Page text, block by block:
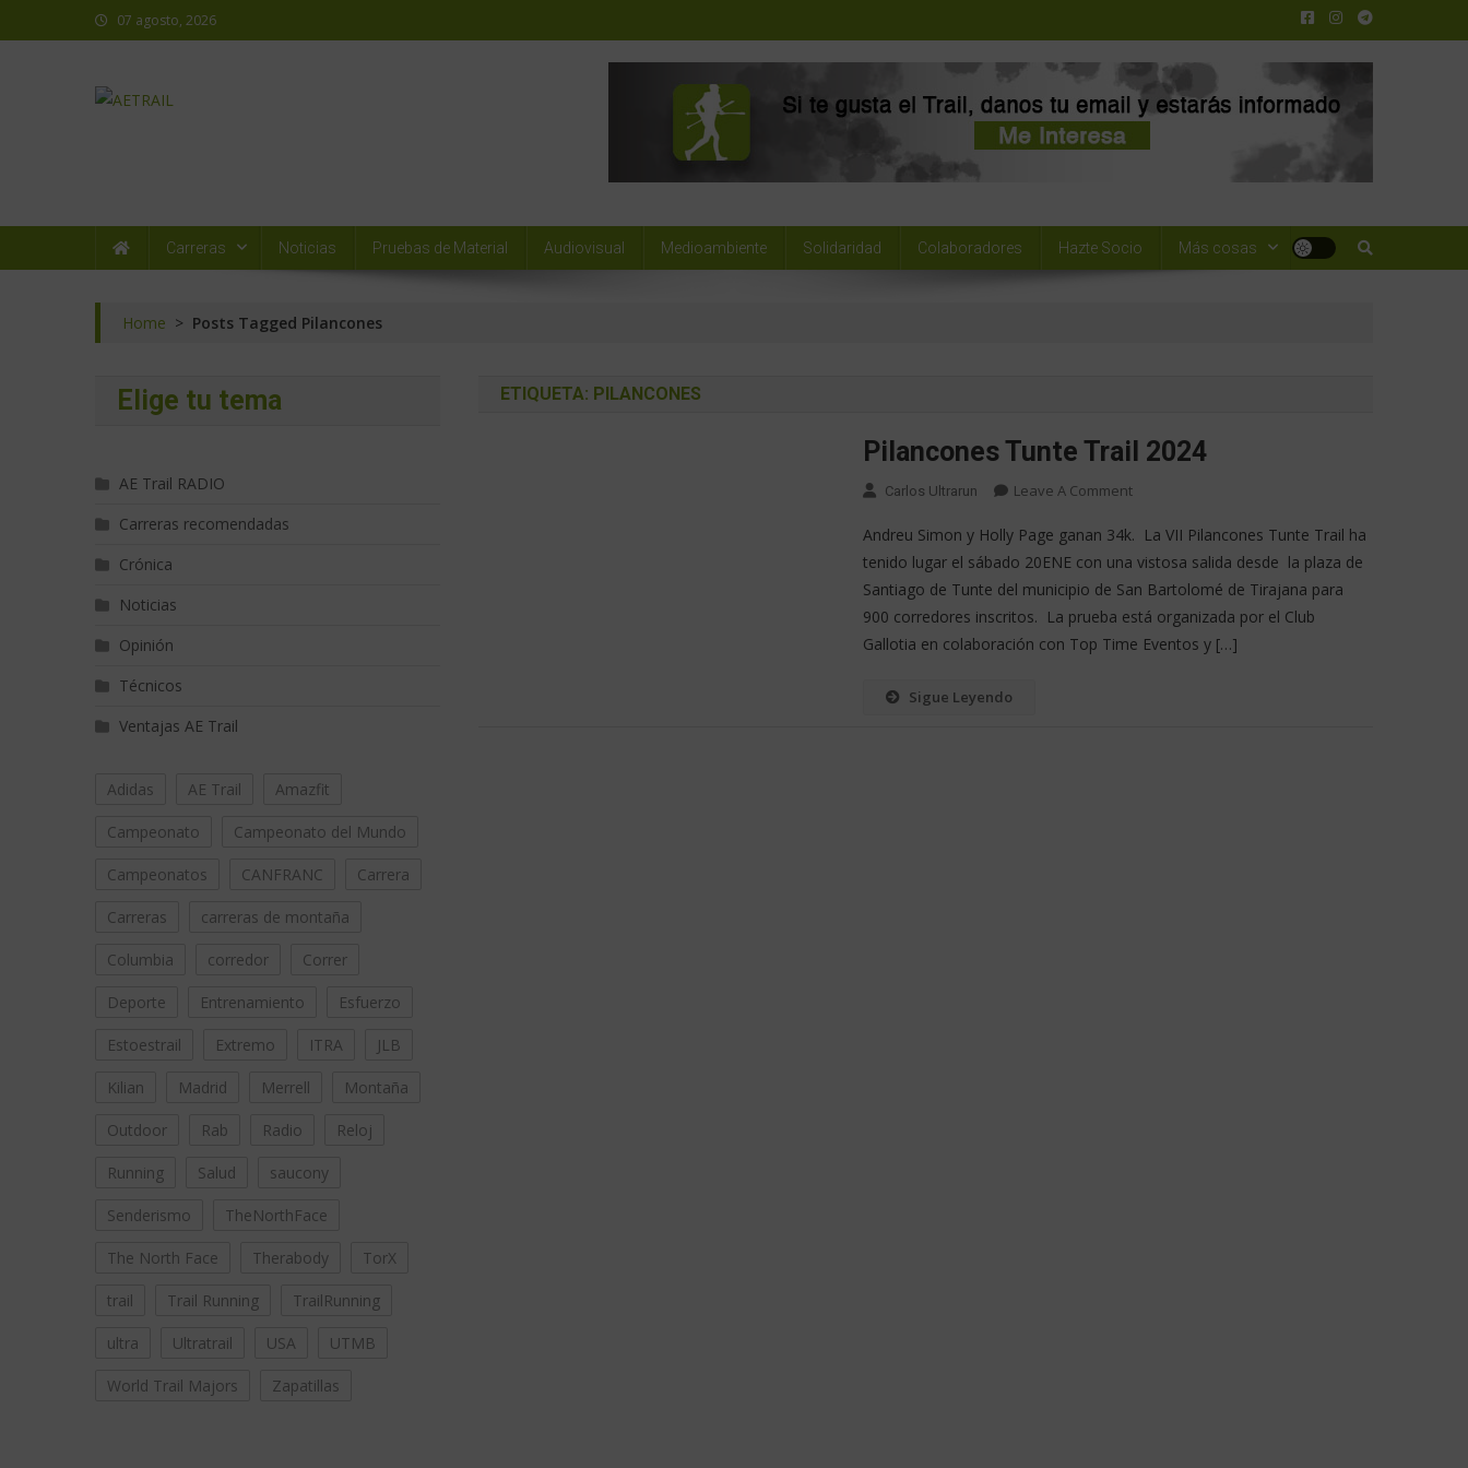
07 agosto, 2026
Carreras Noticias Pruebas de Material Audiovisual Medioambiente Solidaridad Colaboradores Hazte Socio Más cosas
Home > Posts Tagged Pilancones
ETIQUETA: PILANCONES
Pilancones Tunte Trail 2024
Carlos Ultrarun Leave A Comment
Andreu Simon y Holly Page ganan 34k. La VII Pilancones Tunte Trail ha
tenido lugar el sábado 20ENE con una vistosa salida desde la plaza de
Santiago de Tunte del municipio de San Bartolomé de Tirajana para
900 corredores inscritos. La prueba está organizada por el Club
Gallotia en colaboración con Top Time Eventos y […]
Sigue Leyendo
Elige tu tema
AE Trail RADIO
Carreras recomendadas
Crónica
Noticias
Opinión
Técnicos
Ventajas AE Trail
Adidas AE Trail Amazfit
Campeonato Campeonato del Mundo
Campeonatos CANFRANC Carrera
Carreras carreras de montaña
Columbia corredor Correr
Deporte Entrenamiento Esfuerzo
Estoestrail Extremo ITRA JLB
Kilian Madrid Merrell Montaña
Outdoor Rab Radio Reloj
Running Salud saucony
Senderismo TheNorthFace
The North Face Therabody TorX
trail Trail Running TrailRunning
ultra Ultratrail USA UTMB
World Trail Majors Zapatillas